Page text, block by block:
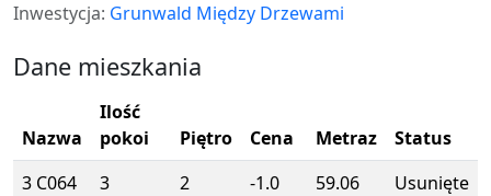
Inwestycja: Grunwald Między Drzewami
Dane mieszkania
Nazwa
Ilość
pokoi
Piętro Cena Metraz
Status
3 C064
3 2
-1.0
59.06
Usunięte